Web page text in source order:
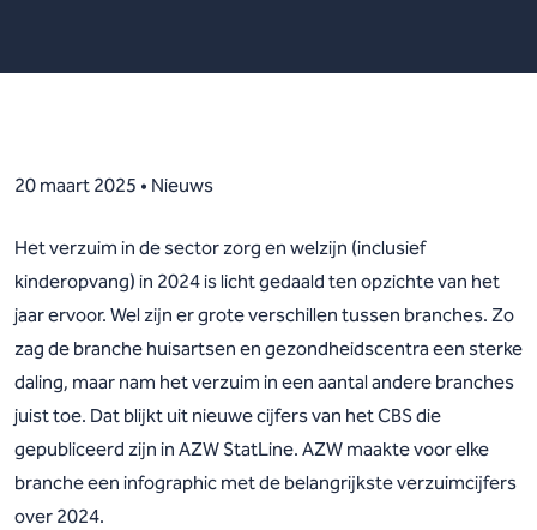
20 maart 2025 • Nieuws
Het verzuim in de sector zorg en welzijn (inclusief
kinderopvang) in 2024 is licht gedaald ten opzichte van het
jaar ervoor. Wel zijn er grote verschillen tussen branches. Zo
zag de branche huisartsen en gezondheidscentra een sterke
daling, maar nam het verzuim in een aantal andere branches
juist toe. Dat blijkt uit nieuwe cijfers van het CBS die
gepubliceerd zijn in AZW StatLine. AZW maakte voor elke
branche een infographic met de belangrijkste verzuimcijfers
over 2024.